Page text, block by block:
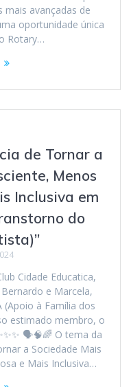
mais avançadas de
oportunidade única
Rotary…
de Tornar a
Menos
Inclusiva em
do
Cidade Educatica,
e Marcela,
(Apoio à Família dos
estimado membro, o
🗣️🧠🌈 O tema da
a Sociedade Mais
e Mais Inclusiva…